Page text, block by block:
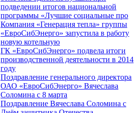
подведении итогов национальной
программы «Лучшие социальные про
Компания «Генерация тепла» группы
«ЕвроСибЭнерго» запустила в работу
новую котельную
ГК «ЕвроСибЭнерго» подвела итоги
производственной деятельности в 2014
году
Поздравление генерального директора
ОАО «ЕвроСибЭнерго» Вячеслава
Соломина с 8 марта
Поздравление Вячеслава Соломина с